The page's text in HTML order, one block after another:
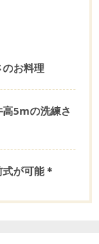
お料理
5mの洗練さ
が可能＊